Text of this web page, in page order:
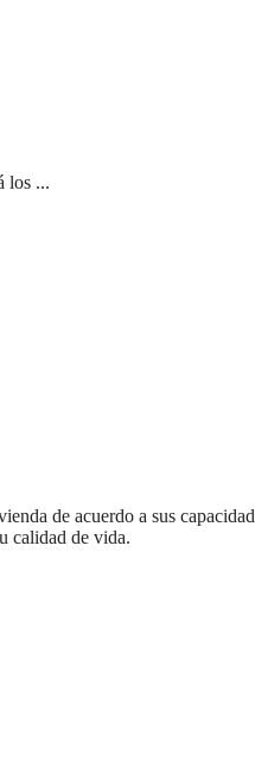
los ...
de acuerdo a sus
calidad de vida.